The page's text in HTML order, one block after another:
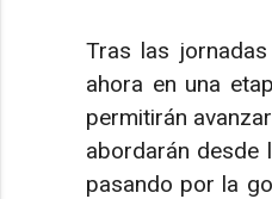
Tras las
ahora en una
permitirán
abordarán desde
pasando por la